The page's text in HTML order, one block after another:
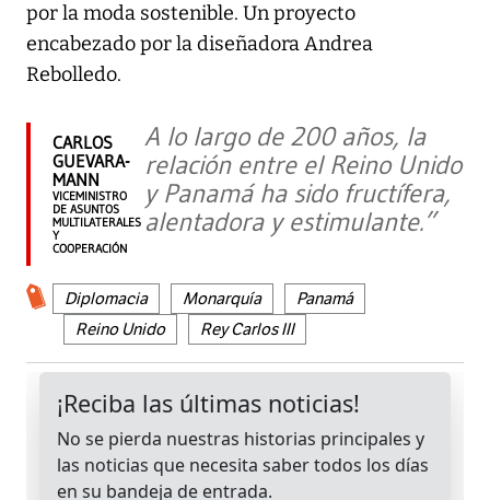
por la moda sostenible. Un proyecto
encabezado por la diseñadora Andrea
Rebolledo.
CARLOS
GUEVARA-
MANN
VICEMINISTRO
DE ASUNTOS
MULTILATERALES
Y
COOPERACIÓN
A lo largo de 200 años, la
relación entre el Reino Unido
y Panamá ha sido fructífera,
alentadora y estimulante.”
Diplomacia Monarquía
Panamá
Reino Unido
Rey Carlos III